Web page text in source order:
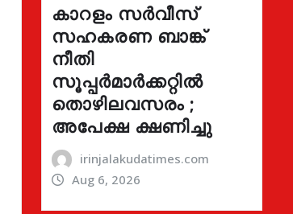
കാറളം സർവീസ്
സഹകരണ ബാങ്ക്
നീതി
സൂപ്പർമാർക്കറ്റിൽ
തൊഴിലവസരം ;
അപേക്ഷ ക്ഷണിച്ചു
irinjalakudatimes.com
Aug 6, 2026